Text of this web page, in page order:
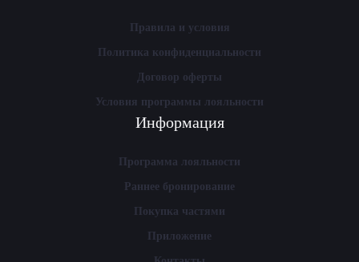
Правила и условия
Политика конфиденциальности
Договор оферты
Условия программы лояльности
Информация
Программа лояльности
Раннее бронирование
Покупка частями
Приложение